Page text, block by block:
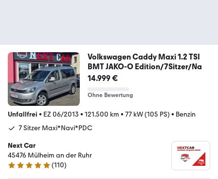
Volkswagen Caddy Maxi 1.2 TSI
BMT JAKO-O Edition/7Sitzer/Na
14.999 €
Ohne Bewertung
Unfallfrei • EZ 06/2013 • 121.500 km • 77 kW (105 PS) • Benzin
7 Sitzer Maxi*Navi*PDC
Next Car
45476 Mülheim an der Ruhr
4.9 Sterne
(110)